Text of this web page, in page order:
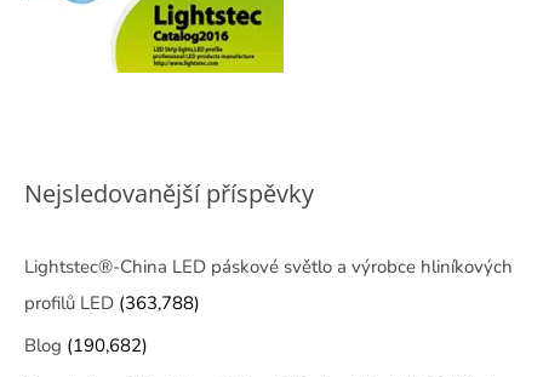
Nejsledovanější příspěvky
Lightstec®-China LED páskové světlo a výrobce hliníkových
profilů LED (363,788)
Blog (190,682)